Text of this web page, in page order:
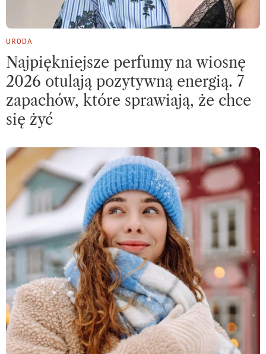
URODA
Najpiękniejsze perfumy na wiosnę
2026 otulają pozytywną energią. 7
zapachów, które sprawiają, że chce
się żyć